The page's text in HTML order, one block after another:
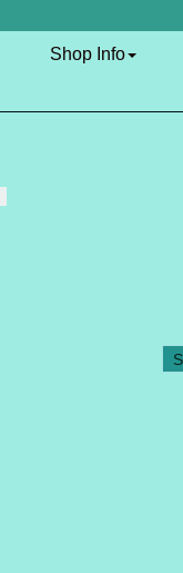
Shop Info